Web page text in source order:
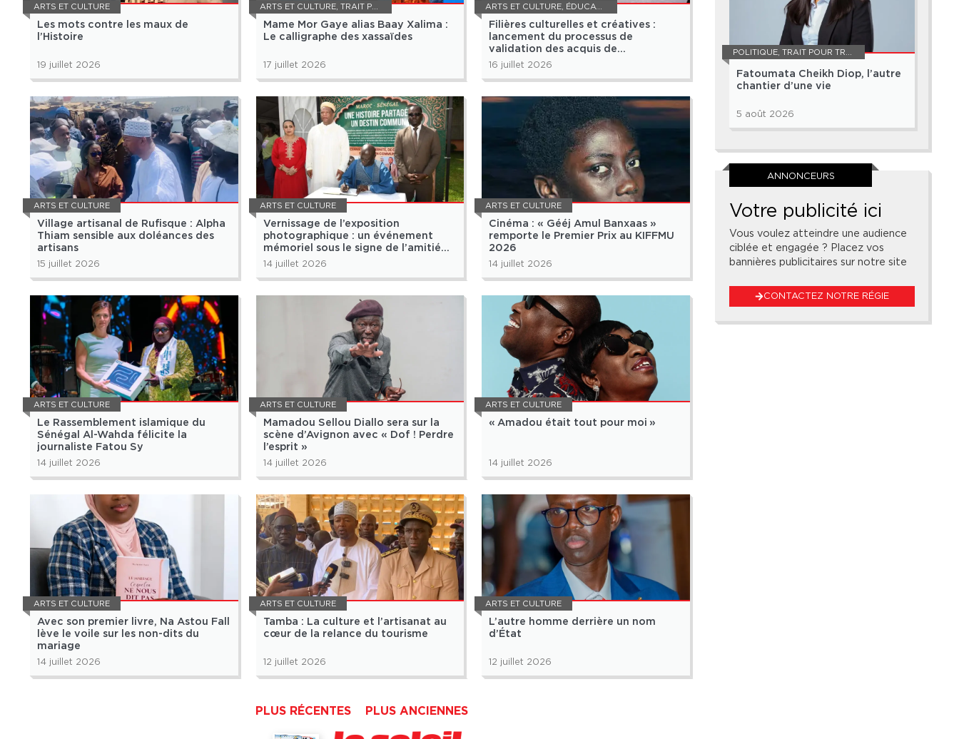
ARTS ET CULTURE
Les mots contre les maux de
l’Histoire
19 juillet 2026
ARTS ET CULTURE, TRAIT POUR TRAIT
Mame Mor Gaye alias Baay Xalima :
Le calligraphe des xassaïdes
17 juillet 2026
ARTS ET CULTURE, ÉDUCATION
Filières culturelles et créatives :
lancement du processus de
validation des acquis de
l’expérience
16 juillet 2026
ARTS ET CULTURE
Village artisanal de Rufisque : Alpha
Thiam sensible aux doléances des
artisans
15 juillet 2026
ARTS ET CULTURE
Vernissage de l’exposition
photographique : un événement
mémoriel sous le signe de l’amitié
sénégalo-marocaine
14 juillet 2026
ARTS ET CULTURE
Cinéma : « Gééj Amul Banxaas »
remporte le Premier Prix au KIFFMU
2026
14 juillet 2026
ARTS ET CULTURE
Le Rassemblement islamique du
Sénégal Al-Wahda félicite la
journaliste Fatou Sy
14 juillet 2026
ARTS ET CULTURE
Mamadou Sellou Diallo sera sur la
scène d’Avignon avec « Dof ! Perdre
l’esprit »
14 juillet 2026
ARTS ET CULTURE
« Amadou était tout pour moi »
14 juillet 2026
ARTS ET CULTURE
Avec son premier livre, Na Astou Fall
lève le voile sur les non-dits du
mariage
14 juillet 2026
ARTS ET CULTURE
Tamba : La culture et l’artisanat au
cœur de la relance du tourisme
12 juillet 2026
ARTS ET CULTURE
L’autre homme derrière un nom
d’État
12 juillet 2026
PLUS RÉCENTES PLUS ANCIENNES
POLITIQUE, TRAIT POUR TRAIT
Fatoumata Cheikh Diop, l’autre
chantier d’une vie
5 août 2026
ANNONCEURS
Votre publicité ici
Vous voulez atteindre une audience
ciblée et engagée ? Placez vos
bannières publicitaires sur notre site
CONTACTEZ NOTRE RÉGIE